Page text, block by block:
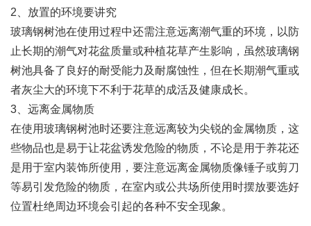
2、放置的环境要讲究
玻璃钢树池在使用过程中还需注意远离潮气重的环境，以防
止长期的潮气对花盆质量或种植花草产生影响，虽然玻璃钢
树池具备了良好的耐受能力及耐腐蚀性，但在长期潮气重或
者灰尘大的环境下不利于花草的成活及健康成长。
3、远离金属物质
在使用玻璃钢树池时还要注意远离较为尖锐的金属物质，这
些物品也是易于让花盆诱发危险的物质，不论是用于养花还
是用于室内装饰所使用，要注意远离金属物质像锤子或剪刀
等易引发危险的物质，在室内或公共场所使用时摆放要选好
位置杜绝周边环境会引起的各种不安全现象。